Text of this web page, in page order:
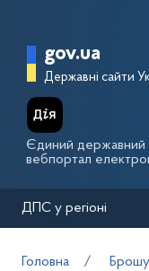
Головна
gov.ua
Державні сайти
Єдиний державний
вебпортал
ДПС у регіоні
Головна